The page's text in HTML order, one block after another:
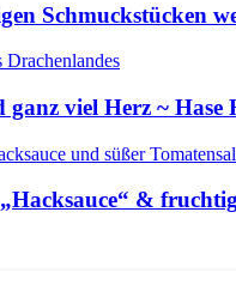
Schmuckstücken
viel Herz ~ Hase
&